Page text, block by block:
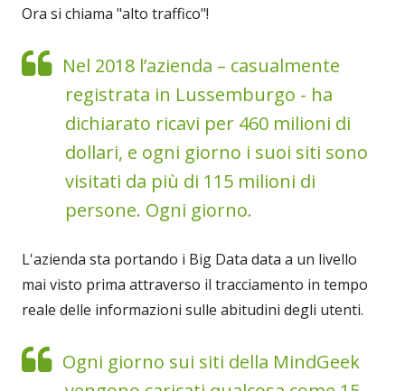
Ora si chiama "alto traffico"!
Nel 2018 l’azienda – casualmente
registrata in Lussemburgo - ha
dichiarato ricavi per 460 milioni di
dollari, e ogni giorno i suoi siti sono
visitati da più di 115 milioni di
persone. Ogni giorno.
L'azienda sta portando i Big Data data a un livello
mai visto prima attraverso il tracciamento in tempo
reale delle informazioni sulle abitudini degli utenti.
Ogni giorno sui siti della MindGeek